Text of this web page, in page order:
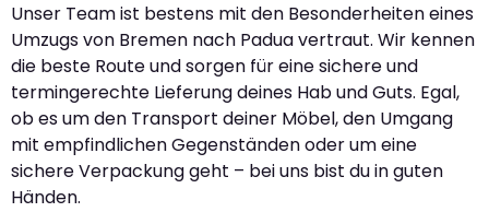
Unser Team ist bestens mit den Besonderheiten eines
Umzugs von Bremen nach Padua vertraut. Wir kennen
die beste Route und sorgen für eine sichere und
termingerechte Lieferung deines Hab und Guts. Egal,
ob es um den Transport deiner Möbel, den Umgang
mit empfindlichen Gegenständen oder um eine
sichere Verpackung geht – bei uns bist du in guten
Händen.